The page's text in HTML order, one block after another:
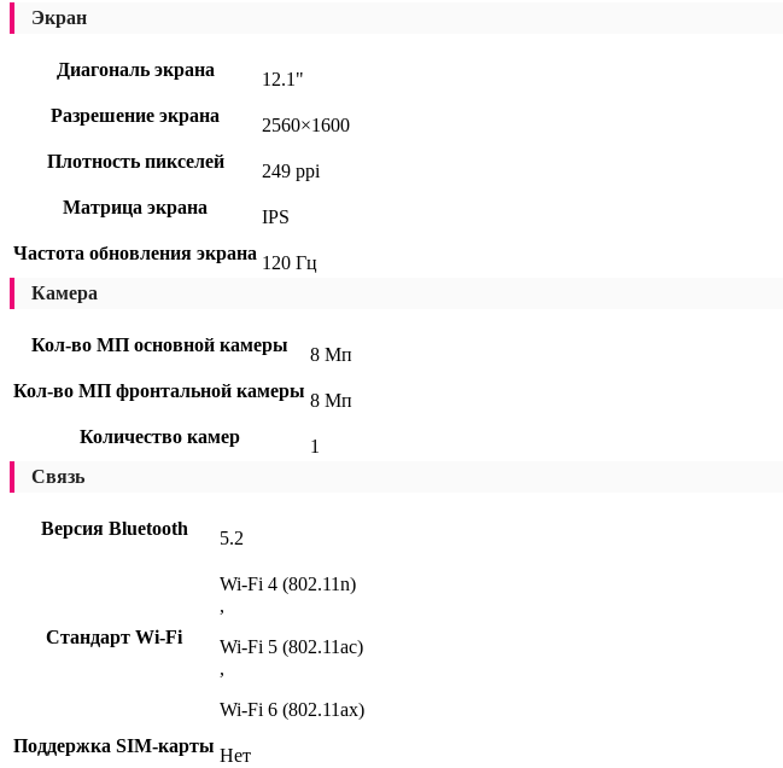
Экран
Диагональ экрана
12.1"
Разрешение экрана
2560×1600
Плотность пикселей
249 ppi
Матрица экрана
IPS
Частота обновления экрана 120 Гц
Камера
Кол-во МП основной камеры
8 Мп
Кол-во МП фронтальной камеры 8 Мп
Количество камер
1
Связь
Версия Bluetooth 5.2
Стандарт Wi-Fi
Wi-Fi 4 (802.11n)
,
Wi-Fi 5 (802.11ac)
,
Wi-Fi 6 (802.11ax)
Поддержка SIM-карты Нет